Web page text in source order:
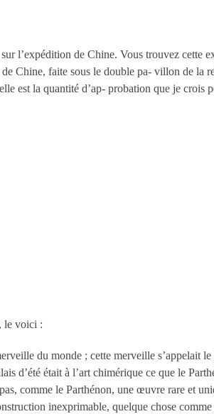
l’expédition de Chine. Vous trouvez cette
Chine, faite sous le double pa- villon de la
est la quantité d’ap- probation que je crois
le voici :
du monde ; cette merveille s’appelait
d’été était à l’art chimérique ce que le
comme le Parthénon, une œuvre rare et
inexprimable, quelque chose